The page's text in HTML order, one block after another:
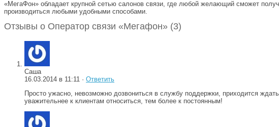
«МегаФон» обладает крупной сетью салонов связи, где любой желающий сможет
производиться любыми удобными способами.
Отзывы о Оператор связи «Мегафон» (3)
Саша
16.03.2014 в 11:11 · Ответить
Просто ужасно, невозможно дозвониться в службу поддержки, приходится
уважительнее к клиентам относиться, тем более к постоянным!